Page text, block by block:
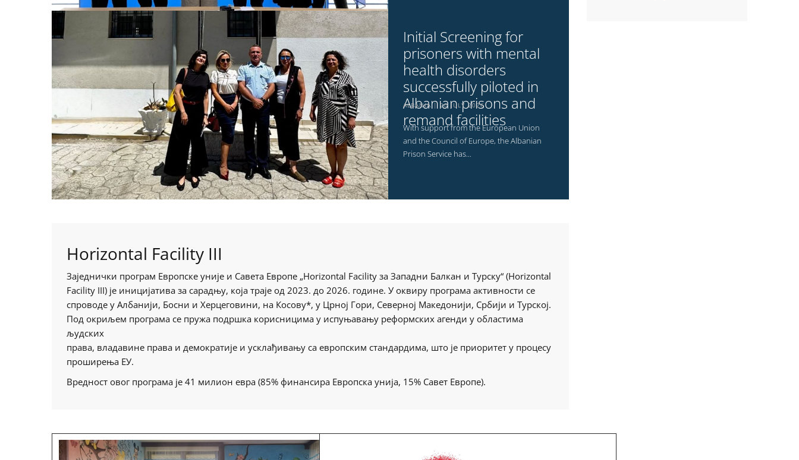
Initial Screening for
prisoners with mental
health disorders
successfully piloted in
Albanian prisons and
remand facilities
ALBANIA 20 JULY 2026
With support from the European Union
and the Council of Europe, the Albanian
Prison Service has...
Horizontal Facility III
Заједнички програм Европске уније и Савета Европе „Horizontal Facility за Западни Балкан и Турску“ (Horizontal
Facility III) је иницијатива за сарадњу, која траје од 2023. до 2026. године. У оквиру програма активности се
спроводе у Албанији, Босни и Херцеговини, на Косову*, у Црној Гори, Северној Македонији, Србији и Турској.
Под окриљем програма се пружа подршка корисницима у испуњавању реформских агенди у областима
људских
права, владавине права и демократије и усклађивању са европским стандардима, штo је приоритет у процесу
проширења ЕУ.
Вредност овог програма је 41 милион евра (85% финансира Европска унија, 15% Савет Европе).